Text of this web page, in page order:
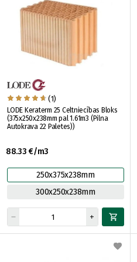
(1)
LODE Keraterm 25 Celtniecības Bloks
(375x250x238mm pal 1.61m3 (Pilna
Autokrava 22 Paletes))
88.33 €/m3
250x375x238mm
300x250x238mm